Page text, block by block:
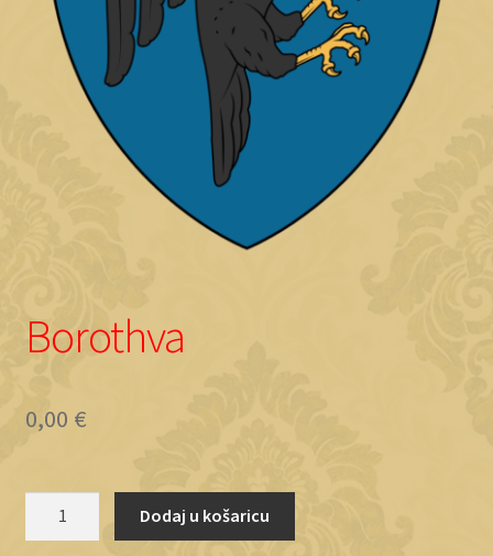
Objave
Borothva
0,00 €
Dodaj u košaricu